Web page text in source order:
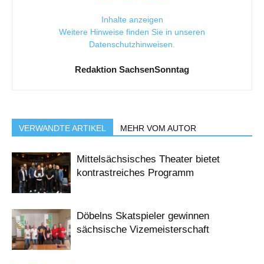
Inhalte anzeigen
Weitere Hinweise finden Sie in unseren
Datenschutzhinweisen
Redaktion SachsenSonntag
VERWANDTE ARTIKEL MEHR VOM AUTOR
Mittelsächsisches Theater bietet
kontrastreiches Programm
Döbelns Skatspieler gewinnen
sächsische Vizemeisterschaft